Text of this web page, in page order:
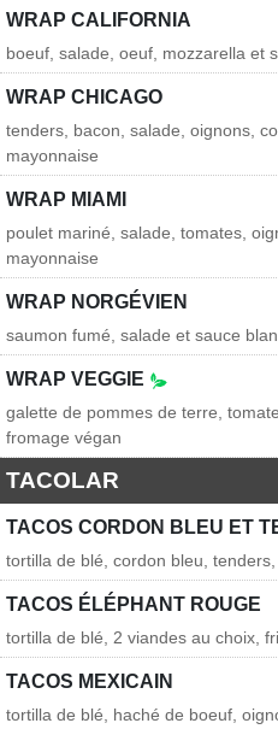
WRAP CALIFORNIA
boeuf, salade, oeuf, mozzarella et
WRAP CHICAGO
tenders, bacon, salade, oignons,
mayonnaise
WRAP MIAMI
poulet mariné, salade, tomates,
mayonnaise
WRAP NORGÉVIEN
saumon fumé, salade et sauce
WRAP VEGGIE
galette de pommes de terre,
fromage végan
TACOLAR
TACOS CORDON BLEU ET
tortilla de blé, cordon bleu,
TACOS ÉLÉPHANT ROUGE
tortilla de blé, 2 viandes au choix,
TACOS MEXICAIN
tortilla de blé, haché de boeuf,